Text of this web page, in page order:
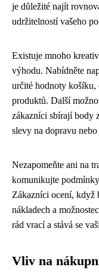
je důležité najít
udržitelností vašeho
Existuje mnoho
výhodu. Nabídněte
určité hodnoty
produktů. Další
zákazníci sbírají body
slevy na dopravu
Nezapomeňte ani na
komunikujte
Zákazníci ocení, když
nákladech a
rád vrací a stává se
Vliv na